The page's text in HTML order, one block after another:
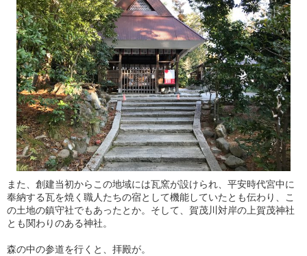
また、創建当初からこの地域には瓦窯が設けられ、平安時代宮中に
奉納する瓦を焼く職人たちの宿として機能していたとも伝わり、こ
の土地の鎮守社でもあったとか。そして、賀茂川対岸の上賀茂神社
とも関わりのある神社。
森の中の参道を行くと、拝殿が。